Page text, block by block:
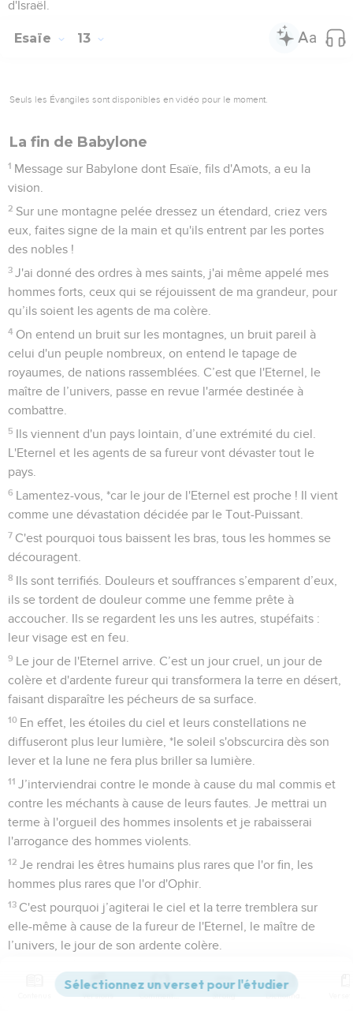
d'Israël.
Esaïe 13
Seuls les Évangiles sont disponibles en vidéo pour le moment.
La fin de Babylone
1 Message sur Babylone dont Esaïe, fils d'Amots, a eu la
vision.
2 Sur une montagne pelée dressez un étendard, criez vers
eux, faites signe de la main et qu'ils entrent par les portes
des nobles !
3 J'ai donné des ordres à mes saints, j'ai même appelé mes
hommes forts, ceux qui se réjouissent de ma grandeur, pour
qu’ils soient les agents de ma colère.
4 On entend un bruit sur les montagnes, un bruit pareil à
celui d'un peuple nombreux, on entend le tapage de
royaumes, de nations rassemblées. C’est que l'Eternel, le
maître de l’univers, passe en revue l'armée destinée à
combattre.
5 Ils viennent d'un pays lointain, d’une extrémité du ciel.
L'Eternel et les agents de sa fureur vont dévaster tout le
pays.
6 Lamentez-vous, *car le jour de l'Eternel est proche ! Il vient
comme une dévastation décidée par le Tout-Puissant.
7 C'est pourquoi tous baissent les bras, tous les hommes se
découragent.
8 Ils sont terrifiés. Douleurs et souffrances s’emparent d’eux,
ils se tordent de douleur comme une femme prête à
accoucher. Ils se regardent les uns les autres, stupéfaits :
leur visage est en feu.
9 Le jour de l'Eternel arrive. C’est un jour cruel, un jour de
colère et d'ardente fureur qui transformera la terre en désert,
faisant disparaître les pécheurs de sa surface.
10 En effet, les étoiles du ciel et leurs constellations ne
diffuseront plus leur lumière, *le soleil s'obscurcira dès son
lever et la lune ne fera plus briller sa lumière.
11 J’interviendrai contre le monde à cause du mal commis et
contre les méchants à cause de leurs fautes. Je mettrai un
terme à l'orgueil des hommes insolents et je rabaisserai
l'arrogance des hommes violents.
12 Je rendrai les êtres humains plus rares que l'or fin, les
hommes plus rares que l'or d'Ophir.
13 C'est pourquoi j’agiterai le ciel et la terre tremblera sur
elle-même à cause de la fureur de l'Eternel, le maître de
l’univers, le jour de son ardente colère.
Alors, comme une gazelle effarouchée, comme un
troupeau sans berger, *chacun se tournera vers son peuple,
Versions Commentaires Strong